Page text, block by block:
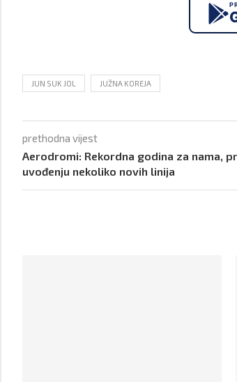
JUN SUK JOL JUŽNA KOREJA
prethodna vijest
Aerodromi: Rekordna godina za nama,
uvođenju nekoliko novih linija